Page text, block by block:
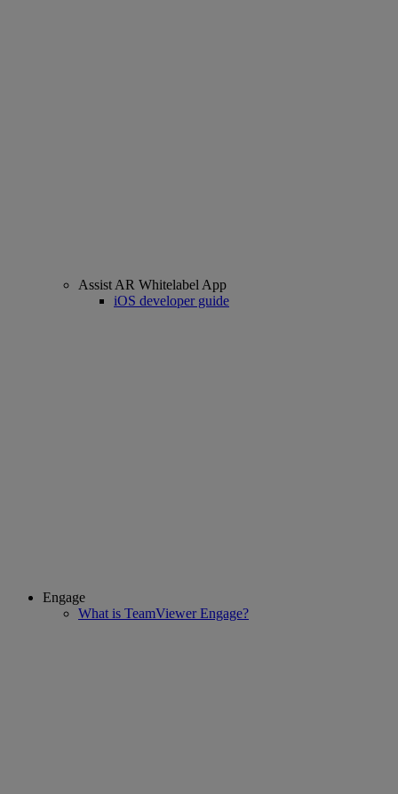
Assist AR Whitelabel App
iOS developer guide
Engage
What is TeamViewer Engage?